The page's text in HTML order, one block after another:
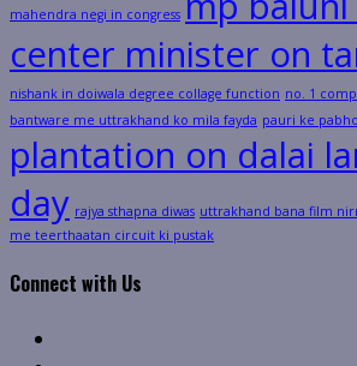
mahendra negi in congress
center minister on
nishank in doiwala degree collage function no. 1
bantware me uttrakhand ko mila fayda pauri ke
plantation on dalai
day rajya sthapna diwas uttrakhand bana film
me teerthaatan circuit ki pustak
Connect with Us